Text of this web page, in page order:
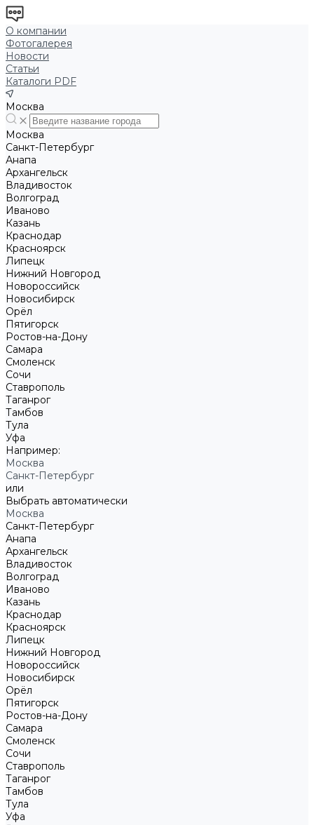
О компании
Фотогалерея
Новости
Статьи
Каталоги PDF
Москва
Москва
Санкт-Петербург
Анапа
Архангельск
Владивосток
Волгоград
Иваново
Казань
Краснодар
Красноярск
Липецк
Нижний Новгород
Новороссийск
Новосибирск
Орёл
Пятигорск
Ростов-на-Дону
Самара
Смоленск
Сочи
Ставрополь
Таганрог
Тамбов
Тула
Уфа
Например:
Москва
Санкт-Петербург
или
Выбрать автоматически
Москва
Санкт-Петербург
Анапа
Архангельск
Владивосток
Волгоград
Иваново
Казань
Краснодар
Красноярск
Липецк
Нижний Новгород
Новороссийск
Новосибирск
Орёл
Пятигорск
Ростов-на-Дону
Самара
Смоленск
Сочи
Ставрополь
Таганрог
Тамбов
Тула
Уфа